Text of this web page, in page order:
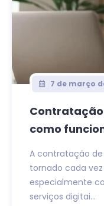
7 de março
Contratação
como
A contratação
tornado cada
especialmente
serviços digitai...